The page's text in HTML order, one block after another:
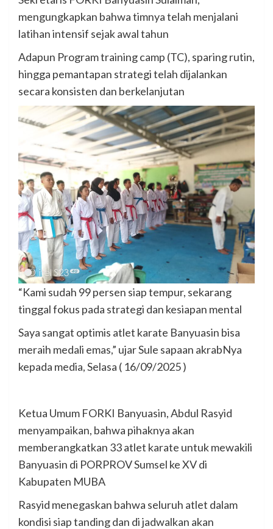
mengungkapkan bahwa timnya telah menjalani
latihan intensif sejak awal tahun
Adapun Program training camp (TC), sparing rutin,
hingga pemantapan strategi telah dijalankan
secara konsisten dan berkelanjutan
“Kami sudah 99 persen siap tempur, sekarang
tinggal fokus pada strategi dan kesiapan mental
Saya sangat optimis atlet karate Banyuasin bisa
meraih medali emas,” ujar Sule sapaan akrabNya
kepada media, Selasa ( 16/09/2025 )
Ketua Umum FORKI Banyuasin, Abdul Rasyid
menyampaikan, bahwa pihaknya akan
memberangkatkan 33 atlet karate untuk mewakili
Banyuasin di PORPROV Sumsel ke XV di
Kabupaten MUBA
Rasyid menegaskan bahwa seluruh atlet dalam
kondisi siap tanding dan di jadwalkan akan